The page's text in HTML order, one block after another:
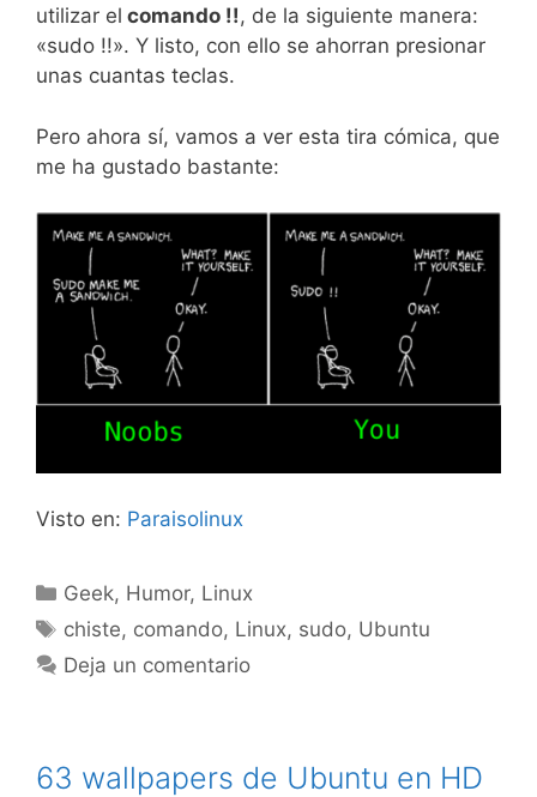
utilizar el comando !!, de la siguiente manera:
«sudo !!». Y listo, con ello se ahorran presionar
unas cuantas teclas.
Pero ahora sí, vamos a ver esta tira cómica, que
me ha gustado bastante:
Visto en: Paraisolinux
Categorías
Geek, Humor, Linux
Etiquetas
chiste, comando, Linux, sudo, Ubuntu
Deja un comentario
63 wallpapers de Ubuntu en HD